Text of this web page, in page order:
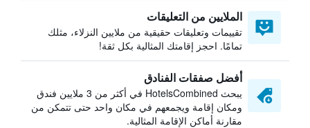
الملايين من التعليقات
تقييمات وتعليقات حقيقية من ملايين النزلاء، مثلك
تمامًا. احجز إقامتك المثالية بكل ثقة!
أفضل صفقات الفنادق
يبحث HotelsCombined في أكثر من 3 ملايين فندق
ومكان إقامة ويجمعهم في مكان واحد حتى تتمكن من
مقارنة أماكن الإقامة المثالية.